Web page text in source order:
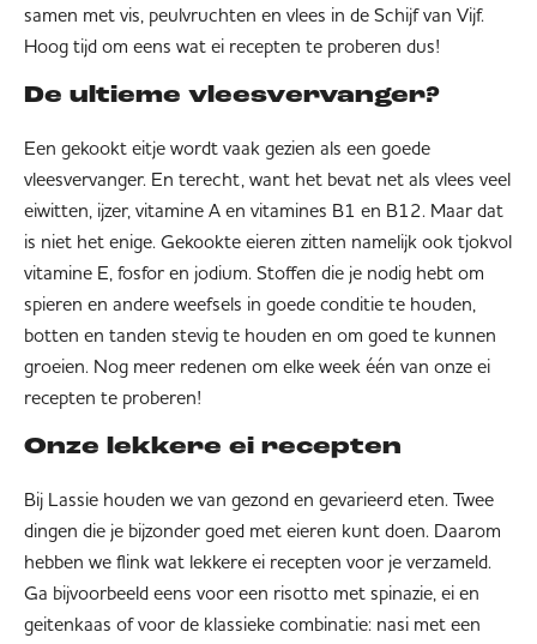
samen met vis, peulvruchten en vlees in de Schijf van Vijf.
Hoog tijd om eens wat ei recepten te proberen dus!
De ultieme vleesvervanger?
Een gekookt eitje wordt vaak gezien als een goede
vleesvervanger. En terecht, want het bevat net als vlees veel
eiwitten, ijzer, vitamine A en vitamines B1 en B12. Maar dat
is niet het enige. Gekookte eieren zitten namelijk ook tjokvol
vitamine E, fosfor en jodium. Stoffen die je nodig hebt om
spieren en andere weefsels in goede conditie te houden,
botten en tanden stevig te houden en om goed te kunnen
groeien. Nog meer redenen om elke week één van onze ei
recepten te proberen!
Onze lekkere ei recepten
Bij Lassie houden we van gezond en gevarieerd eten. Twee
dingen die je bijzonder goed met eieren kunt doen. Daarom
hebben we flink wat lekkere ei recepten voor je verzameld.
Ga bijvoorbeeld eens voor een risotto met spinazie, ei en
geitenkaas of voor de klassieke combinatie: nasi met een